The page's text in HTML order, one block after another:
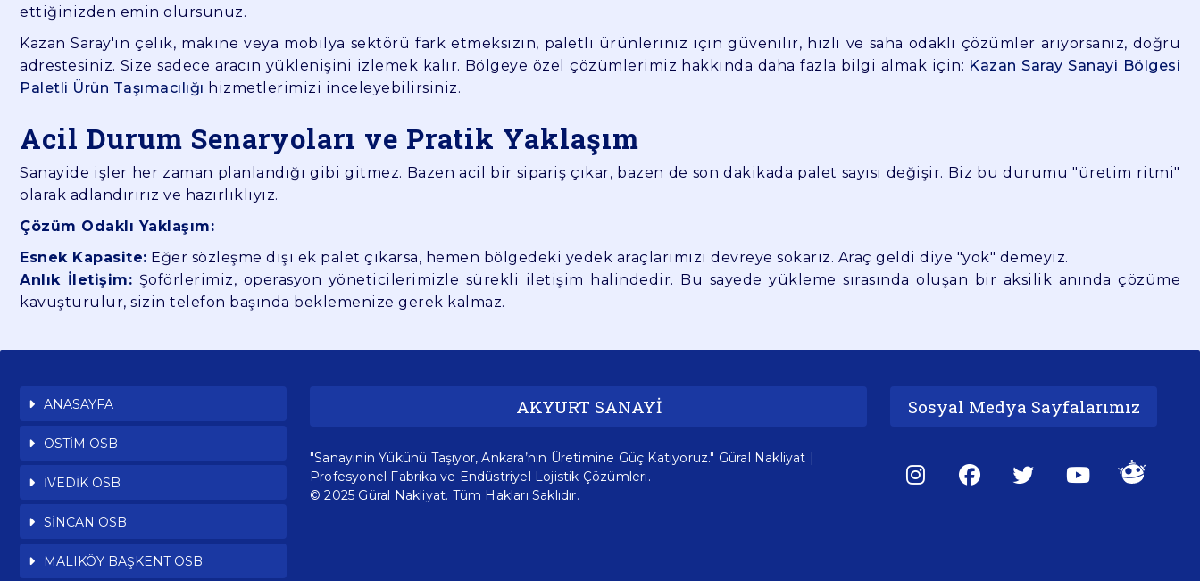
ettiğinizden emin olursunuz.
Kazan Saray'ın çelik, makine veya mobilya sektörü fark etmeksizin, paletli ürünleriniz için güvenilir, hızlı ve saha odaklı çözümler arıyorsanız, doğru
adrestesiniz. Size sadece aracın yüklenişini izlemek kalır. Bölgeye özel çözümlerimiz hakkında daha fazla bilgi almak için: Kazan Saray Sanayi Bölgesi
Paletli Ürün Taşımacılığı hizmetlerimizi inceleyebilirsiniz.
Acil Durum Senaryoları ve Pratik Yaklaşım
Sanayide işler her zaman planlandığı gibi gitmez. Bazen acil bir sipariş çıkar, bazen de son dakikada palet sayısı değişir. Biz bu durumu "üretim ritmi"
olarak adlandırırız ve hazırlıklıyız.
Çözüm Odaklı Yaklaşım:
Esnek Kapasite: Eğer sözleşme dışı ek palet çıkarsa, hemen bölgedeki yedek araçlarımızı devreye sokarız. Araç geldi diye "yok" demeyiz.
Anlık İletişim: Şoförlerimiz, operasyon yöneticilerimizle sürekli iletişim halindedir. Bu sayede yükleme sırasında oluşan bir aksilik anında çözüme
kavuşturulur, sizin telefon başında beklemenize gerek kalmaz.
ANASAYFA
OSTİM OSB
İVEDİK OSB
SİNCAN OSB
MALIKÖY BAŞKENT OSB
AKYURT SANAYİ
"Sanayinin Yükünü Taşıyor, Ankara’nın Üretimine Güç Katıyoruz." Güral Nakliyat |
Profesyonel Fabrika ve Endüstriyel Lojistik Çözümleri.
© 2025 Güral Nakliyat. Tüm Hakları Saklıdır.
Sosyal Medya Sayfalarımız